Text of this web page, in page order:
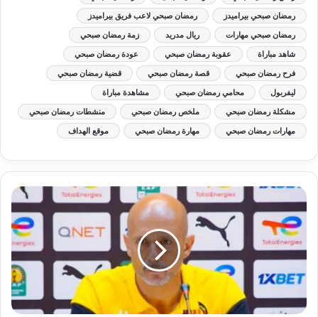
رمضان صبحي بيراميدز رمضان صبحي لاعب فريق بيراميدز
رمضان صبحي مهارات ريال مدريد زمة رمضان صبحي
شاهد مباراة عقوبة رمضان صبحي عودة رمضان صبحي
فرح رمضان صبحي قصة رمضان صبحي قضية رمضان صبحي
ليفربول محامي رمضان صبحي مشاهدة مباراة
مشكلة رمضان صبحي ملخص رمضان صبحي منشطات رمضان صبحي
مهارات رمضان صبحي مهارة رمضان صبحي موقع الهداف